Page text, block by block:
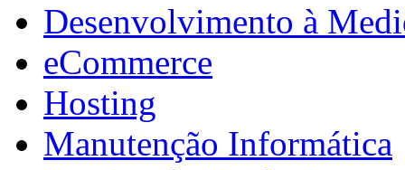
Desenvolvimento à
eCommerce
Hosting
Manutenção Informática